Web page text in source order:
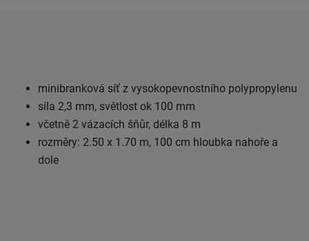
minibranková síť z vysokopevnostního polypropylenu
síla 2,3 mm, světlost ok 100 mm
včetně 2 vázacích šňůr, délka 8 m
rozměry: 2.50 x 1.70 m, 100 cm hloubka nahoře a
dole